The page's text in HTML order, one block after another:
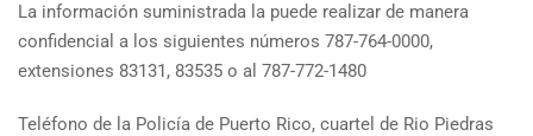
La información suministrada la puede realizar de manera
confidencial a los siguientes números 787-764-0000,
extensiones 83131, 83535 o al 787-772-1480
Teléfono de la Policía de Puerto Rico, cuartel de Rio Piedras